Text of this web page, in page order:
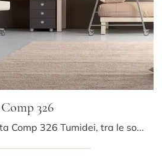
Comp 326
Con questa cameretta Comp 326 Tumidei, tra le soluzioni con letti a castello, potrai progettare stanze moderne per ragazzi.